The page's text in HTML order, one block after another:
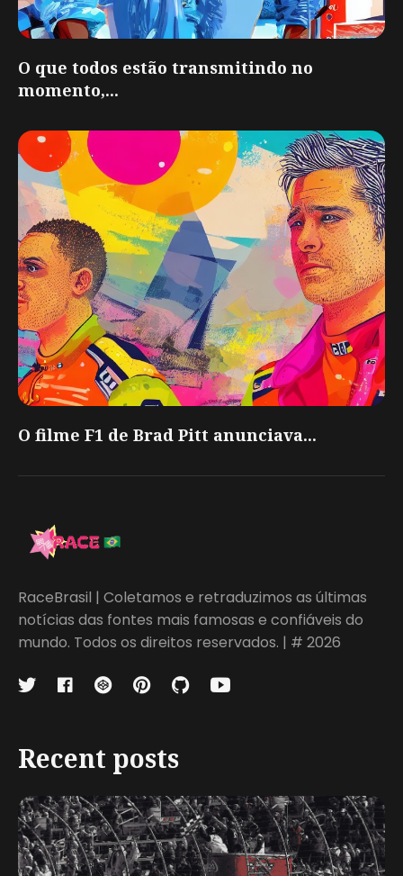
O que todos estão transmitindo no
momento,...
O filme F1 de Brad Pitt anunciava...
RaceBrasil | Coletamos e retraduzimos as últimas
notícias das fontes mais famosas e confiáveis do
mundo. Todos os direitos reservados. | # 2026
Recent posts